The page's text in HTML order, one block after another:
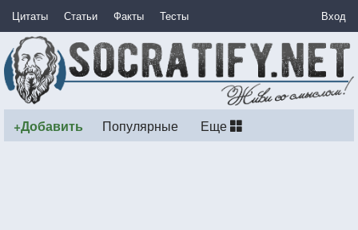
Цитаты Статьи Факты Тесты Вход
+Добавить Популярные Еще